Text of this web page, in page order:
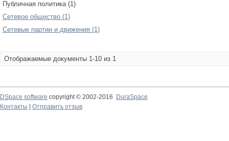
Публичная политика (1)
Сетевое общество (1)
Сетевые партии и движения (1)
Отображаемые документы 1-10 из 1
DSpace software copyright © 2002-2016
DuraSpace
Контакты
Отправить отзыв